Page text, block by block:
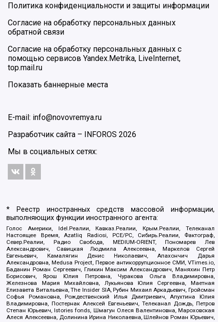
Политика конфиденциальности и защиты информации
Согласие на обработку персональных данных
обратной связи
Согласие на обработку персональных данных с
помощью сервисов Yandex.Metrika, LiveInternet,
top.mail.ru
Показать баннерные места
E-mail: info@novovremya.ru
Разработчик сайта – INFOROS 2026
Мы в социальных сетях:
* Реестр иностранных средств массовой информации,
выполняющих функции иностранного агента:
Голос Америки, Idel.Реалии, Кавказ.Реалии, Крым.Реалии, Телеканал
Настоящее Время, Azatliq Radiosi, PCE/PC, Сибирь.Реалии, Фактограф,
Север.Реалии, Радио Свобода, MEDIUM-ORIENT, Пономарев Лев
Александрович, Савицкая Людмила Алексеевна, Маркелов Сергей
Евгеньевич, Камалягин Денис Николаевич, Апахончич Дарья
Александровна, Medusa Project, Первое антикоррупционное СМИ, VTimes.io,
Баданин Роман Сергеевич, Гликин Максим Александрович, Маняхин Петр
Борисович, Ярош Юлия Петровна, Чуракова Ольга Владимировна,
Железнова Мария Михайловна, Лукьянова Юлия Сергеевна, Маетная
Елизавета Витальевна, The Insider SIA, Рубин Михаил Аркадьевич, Гройсман
Софья Романовна, Рождественский Илья Дмитриевич, Апухтина Юлия
Владимировна, Постернак Алексей Евгеньевич, Телеканал Дождь, Петров
Степан Юрьевич, Istories fonds, Шмагун Олеся Валентиновна, Мароховская
Алеся Алексеевна, Долинина Ирина Николаевна, Шлейнов Роман Юрьевич,